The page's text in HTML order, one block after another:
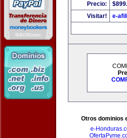
Precio:
Visitar!
e-
Otros dominios
e-